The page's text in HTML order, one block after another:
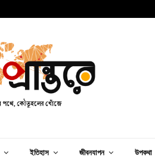
ইতিহাস জীবনযাপন উপকথা